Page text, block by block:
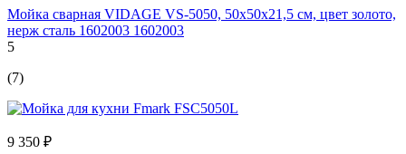
Мойка сварная VIDAGE VS-5050, 50x50x21,5 см, цвет золото,
нерж сталь 1602003 1602003
5
(7)
9 350 ₽